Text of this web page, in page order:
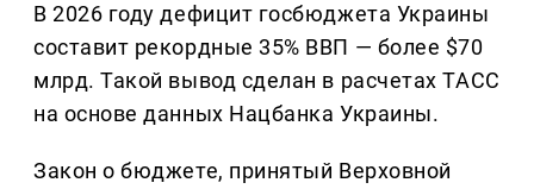
В 2026 году дефицит госбюджета Украины
составит рекордные 35% ВВП — более $70
млрд. Такой вывод сделан в расчетах ТАСС
на основе данных Нацбанка Украины.
Закон о бюджете, принятый Верховной